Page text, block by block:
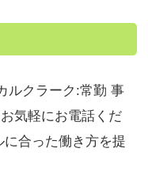
ルクラーク:常勤 事
気軽にお電話くだ
合った働き方を提